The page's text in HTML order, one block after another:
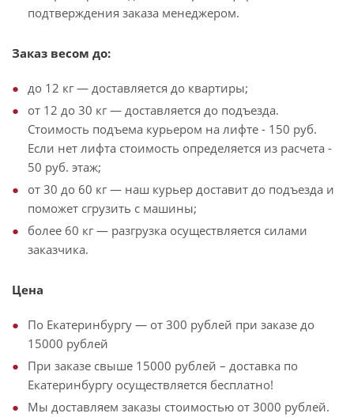
подтверждения заказа менеджером.
Заказ весом до:
до 12 кг — доставляется до квартиры;
от 12 до 30 кг — доставляется до подъезда.
Стоимость подъема курьером на лифте - 150 руб.
Если нет лифта стоимость определяется из расчета -
50 руб. этаж;
от 30 до 60 кг — наш курьер доставит до подъезда и
поможет сгрузить с машины;
более 60 кг — разгрузка осуществляется силами
заказчика.
Цена
По Екатеринбургу — от 300 рублей при заказе до
15000 рублей
При заказе свыше 15000 рублей – доставка по
Екатеринбургу осуществляется бесплатно!
Мы доставляем заказы стоимостью от 3000 рублей.